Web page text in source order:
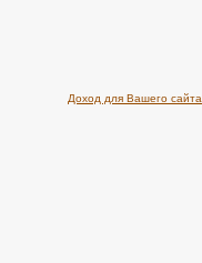
Доход для Вашего сайта